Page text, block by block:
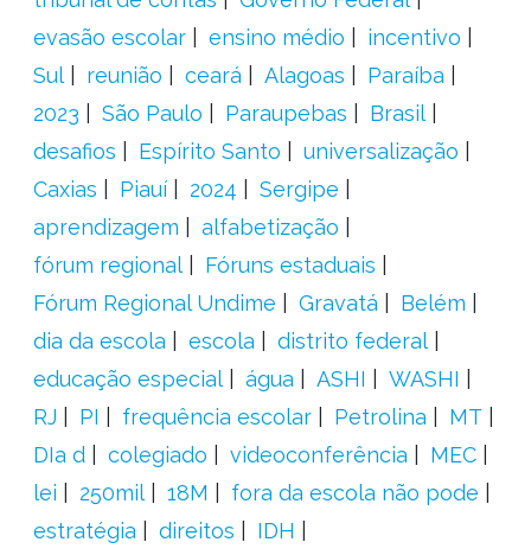
evasão escolar
ensino médio
incentivo
Sul
reunião ceará Alagoas
Paraíba
2023
São Paulo Paraupebas
Brasil
desafios
Espírito Santo
universalização
Caxias
Piauí 2024
Sergipe
aprendizagem
alfabetização
fórum regional
Fóruns estaduais
Fórum Regional Undime
Gravatá
Belém
dia da escola
escola
distrito federal
educação especial
água ASHI
WASHI
RJ
PI frequência escolar Petrolina
MT
DIa d
colegiado videoconferência
MEC
lei
250mil 18M
fora da escola não pode
estratégia
direitos
IDH